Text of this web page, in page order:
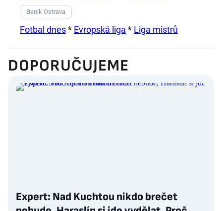
Baník Ostrava
Fotbal dnes* Evropská liga * Liga mistrů
DOPORUČUJEME
Expert: Nad Kuchtou nikdo brečet